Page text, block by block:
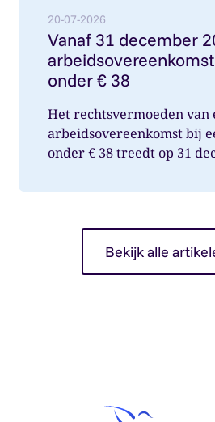
20-07-2026
Vanaf 31 december
onder € 38
Het rechtsvermoeden van
arbeidsovereenkomst bij
onder € 38 treedt op 31
Bekijk alle